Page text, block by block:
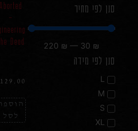
סנן לפי מחיר
₪
30
—
₪
220
סנן לפי מידה
L
M
S
XL
Aborted
–
Dead
129.00
לסל